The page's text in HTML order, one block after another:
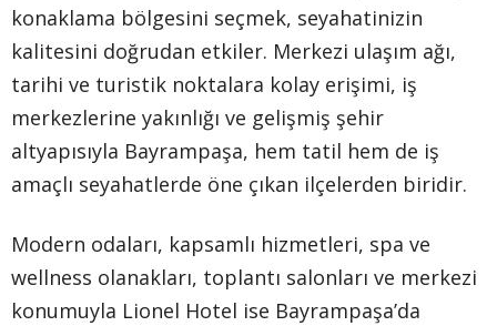
konaklama bölgesini seçmek, seyahatinizin
kalitesini doğrudan etkiler. Merkezi ulaşım ağı,
tarihi ve turistik noktalara kolay erişimi, iş
merkezlerine yakınlığı ve gelişmiş şehir
altyapısıyla Bayrampaşa, hem tatil hem de iş
amaçlı seyahatlerde öne çıkan ilçelerden biridir.
Modern odaları, kapsamlı hizmetleri, spa ve
wellness olanakları, toplantı salonları ve merkezi
konumuyla Lionel Hotel ise Bayrampaşa’da